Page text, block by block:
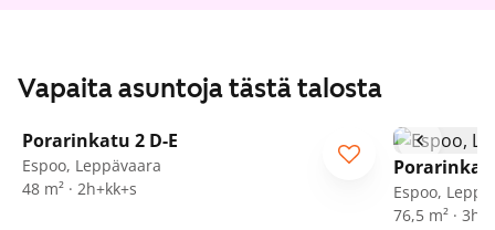
Vapaita asuntoja tästä talosta
/18
Porarinkatu 2 D-E
Espoo, Leppävaara
48 m² · 2h+kk+s
Espoo,
76,5 m² ·